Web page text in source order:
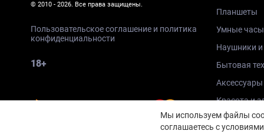
© 2010 - 2026. Все права защищены.
Пользовательское соглашение и политика
конфиденциальности
18+
Планшеты
Умные
Наушники и
Бытовая
Аксессуары
Красота и
Мы используем файлы
соглашаетесь с